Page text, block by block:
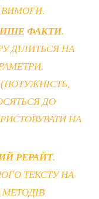
ВИМОГИ.
ФАКТИ.
ДІЛИТЬСЯ НА
ДО
НА
РЕРАЙТ.
ТЕКСТУ НА